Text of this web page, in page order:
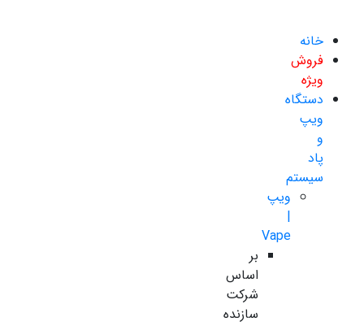
خانه
فروش
ویژه
دستگاه
ویپ
و
پاد
سیستم
ویپ
|
Vape
بر
اساس
شرکت
سازنده